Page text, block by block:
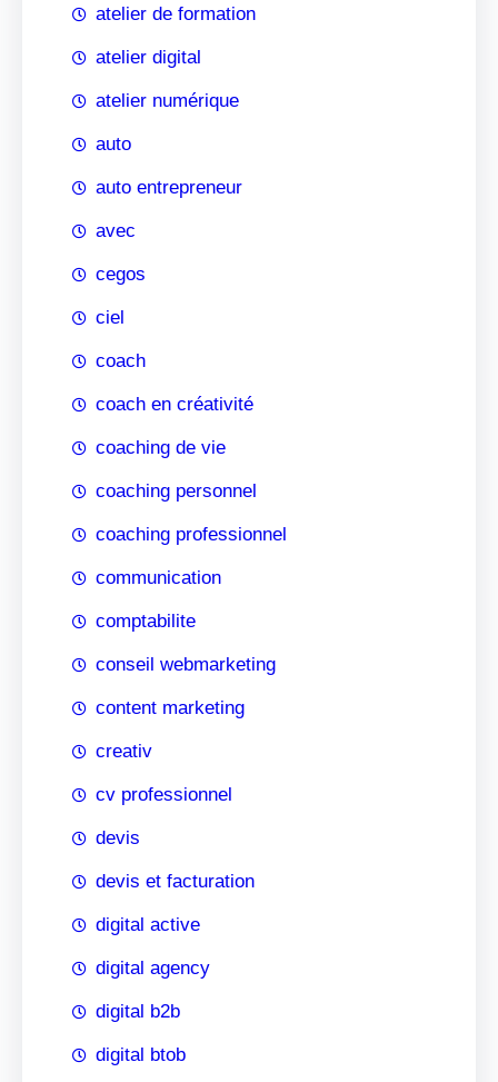
atelier de formation
atelier digital
atelier numérique
auto
auto entrepreneur
avec
cegos
ciel
coach
coach en créativité
coaching de vie
coaching personnel
coaching professionnel
communication
comptabilite
conseil webmarketing
content marketing
creativ
cv professionnel
devis
devis et facturation
digital active
digital agency
digital b2b
digital btob